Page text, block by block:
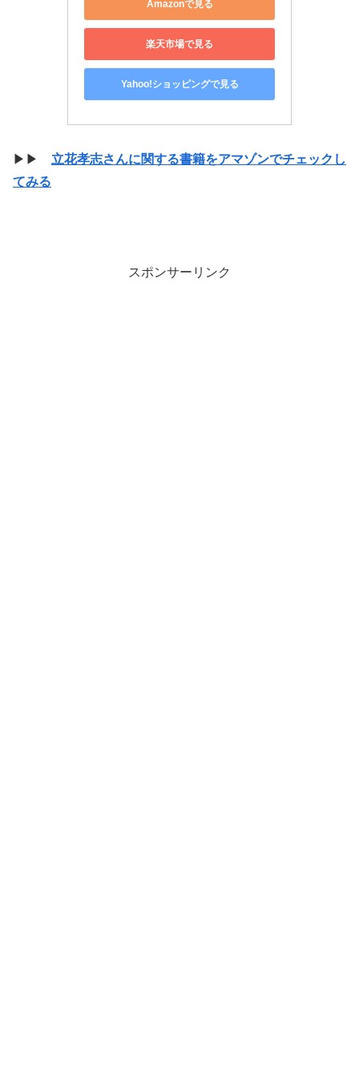
Amazonで見る
楽天市場で見る
Yahoo!ショッピングで見る
▶▶ 立花孝志さんに関する書籍をアマゾンでチェックし
てみる
スポンサーリンク